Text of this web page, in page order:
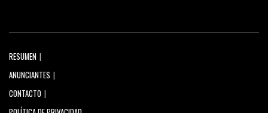
RESUMEN
ANUNCIANTES
CONTACTO